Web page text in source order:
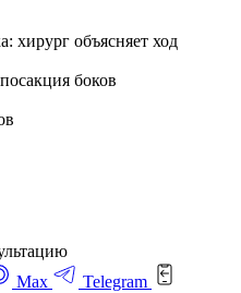
хирург объясняет ход
боков
Max
Telegram